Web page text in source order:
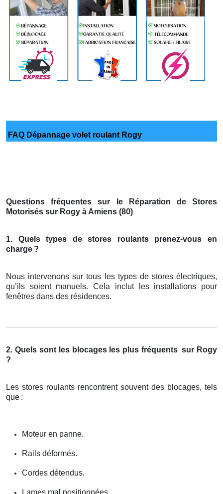
FAQ Dépannage volet roulant Rogy
Questions fréquentes sur le Réparation de Stores
Motorisés sur Rogy à Amiens (80)
1. Quels types de stores roulants prenez-vous en
charge ?
Nous intervenons sur tous les types de stores électriques,
qu’ils soient manuels. Cela inclut les installations pour
fenêtres dans des résidences.
2. Quels sont les blocages les plus fréquents sur Rogy
?
Les stores roulants rencontrent souvent des blocages, tels
que :
Moteur en panne.
Rails déformés.
Cordes détendus.